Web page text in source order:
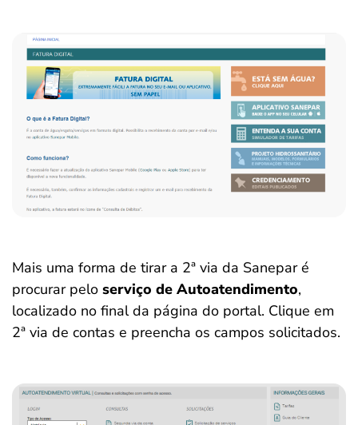
Mais uma forma de tirar a 2ª via da Sanepar é
procurar pelo serviço de Autoatendimento,
localizado no final da página do portal. Clique em
2ª via de contas e preencha os campos solicitados.